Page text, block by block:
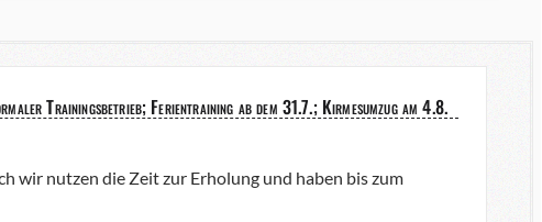
Trainingsbetrieb; Ferientraining ab dem 31.7.; Kirmesumzug am 4.8.
wir nutzen die Zeit zur Erholung und haben bis zum